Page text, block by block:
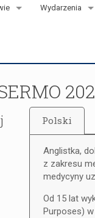
Wydarzenia
Polski
Anglistka,
z zakresu
medycyny
Od 15 lat
Purposes)